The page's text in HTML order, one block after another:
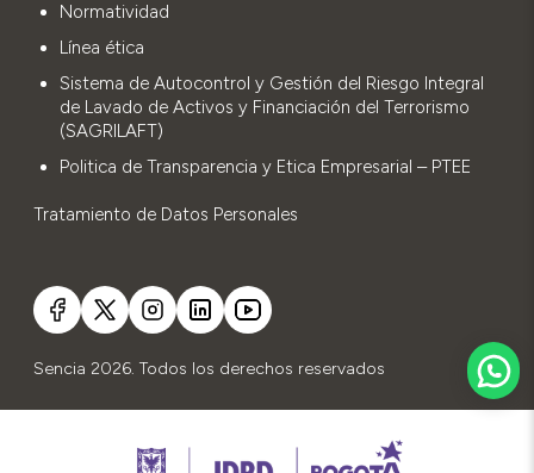
Normatividad
Línea ética
Sistema de Autocontrol y Gestión del Riesgo Integral
de Lavado de Activos y Financiación del Terrorismo
(SAGRILAFT)
Politica de Transparencia y Etica Empresarial – PTEE
Tratamiento de Datos Personales
Sencia 2026. Todos los derechos reservados